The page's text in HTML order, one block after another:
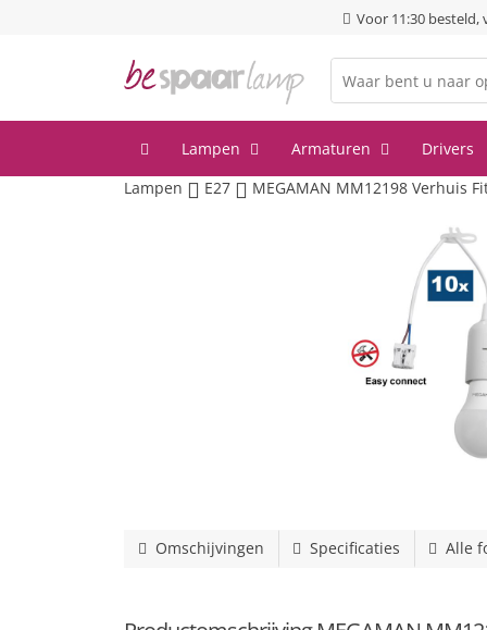
Voor 11:30 besteld,
Lampen Armaturen Drivers
Lampen
E27 MEGAMAN MM12198 Verhuis
Omschijvingen Specificaties Alle